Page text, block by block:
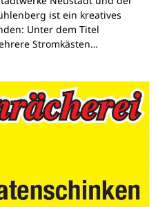
ist ein kreatives
Unter dem Titel
Stromkästen…